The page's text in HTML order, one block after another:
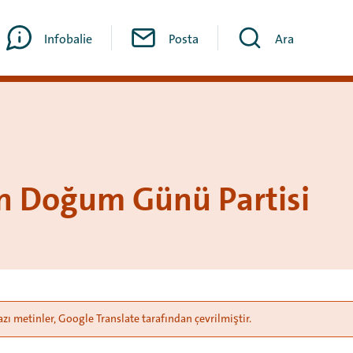
Infobalie Posta Ara
Doğum Günü Partisi
metinler, Google Translate tarafından çevrilmiştir.